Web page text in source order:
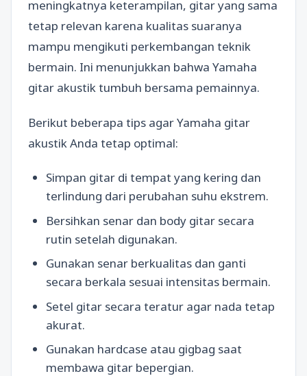
meningkatnya keterampilan, gitar yang sama
tetap relevan karena kualitas suaranya
mampu mengikuti perkembangan teknik
bermain. Ini menunjukkan bahwa Yamaha
gitar akustik tumbuh bersama pemainnya.
Berikut beberapa tips agar Yamaha gitar
akustik Anda tetap optimal:
Simpan gitar di tempat yang kering dan
terlindung dari perubahan suhu ekstrem.
Bersihkan senar dan body gitar secara
rutin setelah digunakan.
Gunakan senar berkualitas dan ganti
secara berkala sesuai intensitas bermain.
Setel gitar secara teratur agar nada tetap
akurat.
Gunakan hardcase atau gigbag saat
membawa gitar bepergian.